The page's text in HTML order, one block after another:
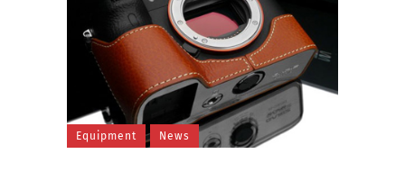
Equipment News